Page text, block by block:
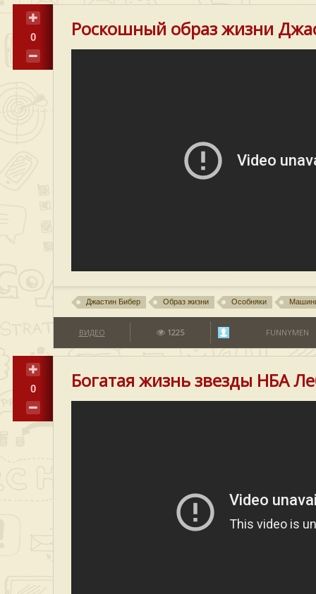
0 Роскошный образ жизни
Джастин Бибер Образ жизни Особняки
ВИДЕО 1225 FUNNYMEN
0 Богатая жизнь звезды НБА